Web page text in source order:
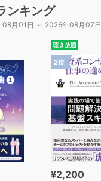
ンキング
08月01日 ～ 2026年08月07日
聴き放題
2位
¥2,200